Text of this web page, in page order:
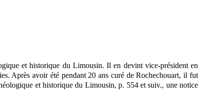
et historique du Limousin. Il en devint vice-président en
Après avoir été pendant 20 ans curé de Rochechouart, il fut
et historique du Limousin, p. 554 et suiv., une notice